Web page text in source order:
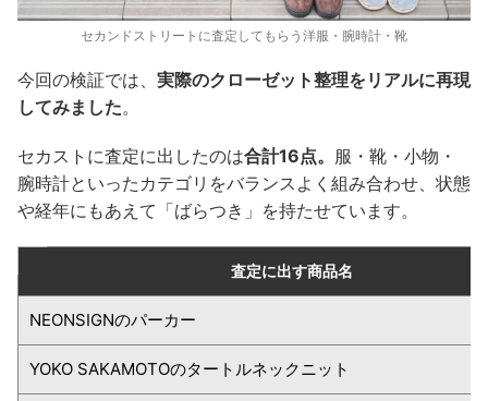
セカンドストリートに査定してもらう洋服・腕時計・靴
今回の検証では、 実際のクローゼット整理をリアルに再現
してみました。
セカストに査定に出したのは合計16点。 服・靴・小物・
腕時計といったカテゴリをバランスよく組み合わせ、状態
や経年にもあえて「ばらつき」を持たせています。
査定に出す商品名
NEONSIGNのパーカー
YOKO SAKAMOTOのタートルネックニット